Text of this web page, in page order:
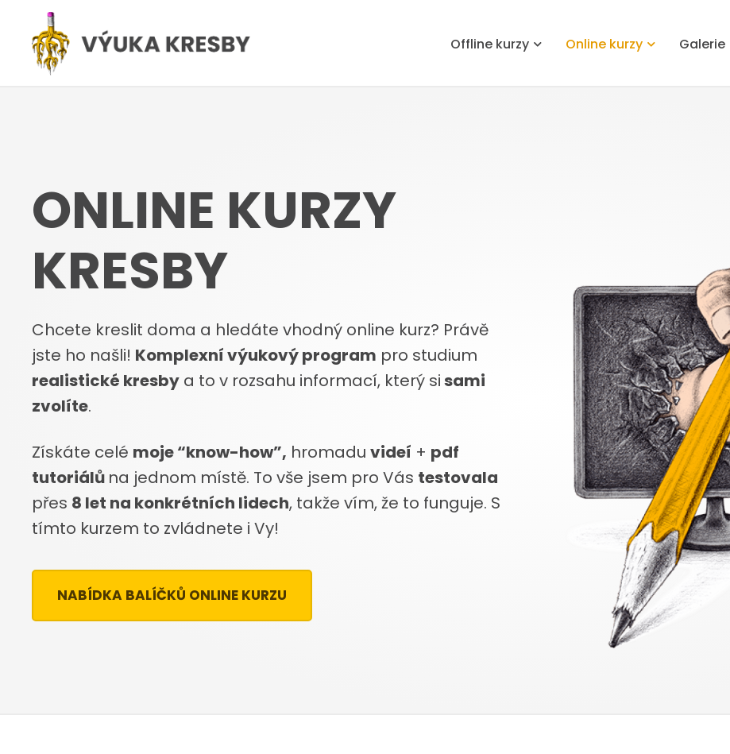
Offline kurzy Online kurzy Galerie
ONLINE KURZY
KRESBY
Chcete kreslit doma a hledáte vhodný online kurz? Právě
jste ho našli! Komplexní výukový program pro studium
realistické kresby a to v rozsahu informací, který sisami
zvolíte.
Získáte celé moje “know-how”, hromadu videí + pdf
tutoriálů na jednom místě. To vše jsem pro Vás testovala
přes 8 let na konkrétních lidech, takže vím, že to funguje. S
tímto kurzem to zvládnete i Vy!
NABÍDKA BALÍČKŮ ONLINE KURZU